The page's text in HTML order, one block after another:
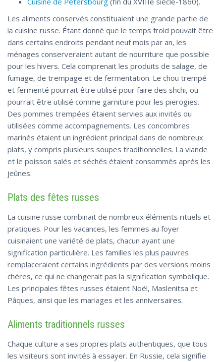
Les aliments conservés constituaient une grande partie de
la cuisine russe. Étant donné que le temps froid pouvait être
dans certains endroits pendant neuf mois par an, les
ménages conserveraient autant de nourriture que possible
pour les hivers. Cela comprenait les produits de salage, de
fumage, de trempage et de fermentation. Le chou trempé
et fermenté pourrait être utilisé pour faire des shchi, ou
pourrait être utilisé comme garniture pour les pierogies.
Des pommes trempées étaient servies aux invités ou
utilisées comme accompagnements. Les concombres
marinés étaient un ingrédient principal dans de nombreux
plats, y compris plusieurs soupes traditionnelles. La viande
et le poisson salés et séchés étaient consommés après les
jeûnes.
Plats des fêtes russes
La cuisine russe combinait de nombreux éléments rituels et
pratiques. Pour les vacances, les femmes au foyer
cuisinaient une variété de plats, chacun ayant une
signification particulière. Les familles les plus pauvres
remplaceraient certains ingrédients par des versions moins
chères, ce qui ne changerait pas la signification symbolique.
Les principales fêtes russes étaient Noël, Maslenitsa et
Pâques, ainsi que les mariages et les anniversaires.
Aliments traditionnels russes
Chaque culture a ses propres plats authentiques, que tous
les visiteurs sont invités à essayer. En Russie, cela signifie